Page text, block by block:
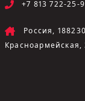
+7 813 722-25-
Россия,
Красноармейская,